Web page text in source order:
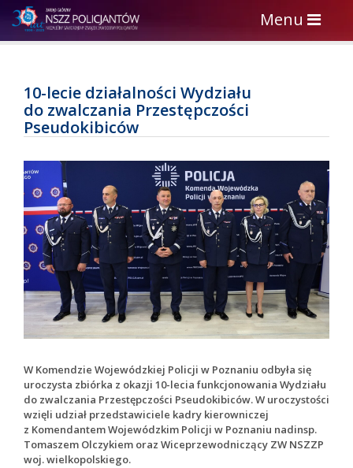
Toggle
navigation
Menu
10-lecie działalności Wydziału
do zwalczania Przestępczości
Pseudokibiców
W Komendzie Wojewódzkiej Policji w Poznaniu odbyła się
uroczysta zbiórka z okazji 10-lecia funkcjonowania Wydziału
do zwalczania Przestępczości Pseudokibiców. W uroczystości
wzięli udział przedstawiciele kadry kierowniczej
z Komendantem Wojewódzkim Policji w Poznaniu nadinsp.
Tomaszem Olczykiem oraz Wiceprzewodniczący ZW NSZZP
woj. wielkopolskiego.